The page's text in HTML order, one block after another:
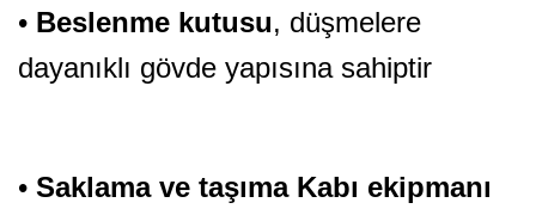
• Beslenme kutusu, düşmelere
dayanıklı gövde yapısına sahiptir
• Saklama ve taşıma Kabı ekipmanı